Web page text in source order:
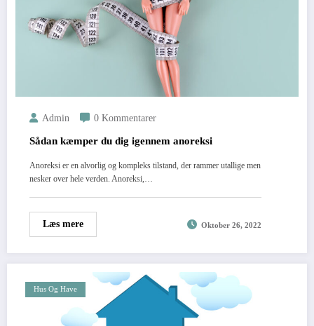
Admin 0 Kommentarer
Sådan kæmper du dig igennem anoreksi
Anoreksi er en alvorlig og kompleks tilstand, der rammer utallige men
nesker over hele verden. Anoreksi,…
Læs mere Oktober 26, 2022
Hus Og Have